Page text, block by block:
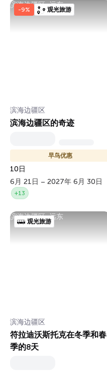
-9% 观光旅游
滨海边疆区, 远东
滨海边疆区
滨海边疆区的奇迹
早鸟优惠
10日
6月 21日 – 2027年 6月 30日
+13
观光旅游
滨海边疆区, 远东
滨海边疆区
符拉迪沃斯托克在冬季和春
季的8天